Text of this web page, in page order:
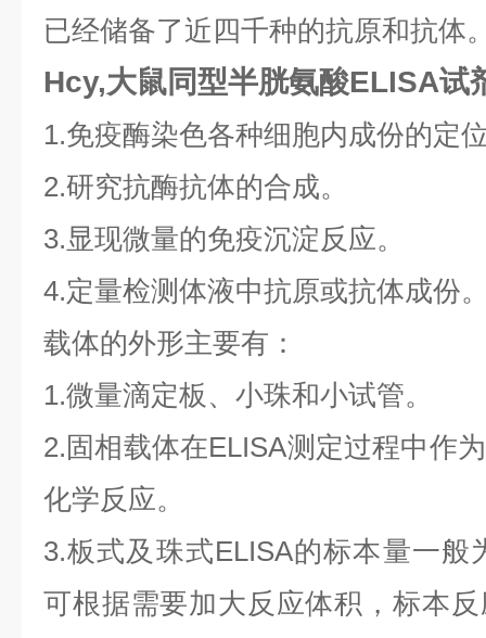
已经储备了近四千种的抗原和抗体
Hcy,大鼠同型半胱氨酸ELISA试
1.免疫酶染色各种细胞内成份的定
2.研究抗酶抗体的合成。
3.显现微量的免疫沉淀反应。
4.定量检测体液中抗原或抗体成份
载体的外形主要有：
1.微量滴定板、小珠和小试管。
2.固相载体在ELISA测定过程中作
化学反应。
3.板式及珠式ELISA的标本量一般
可根据需要加大反应体积，标本